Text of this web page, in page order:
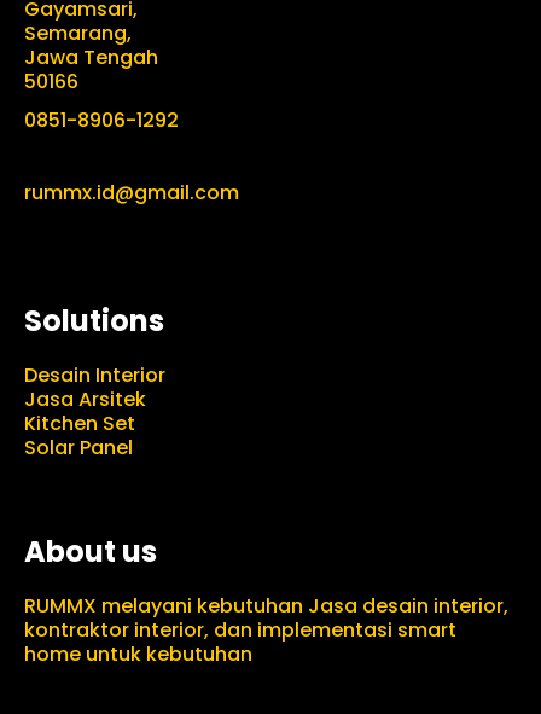
Gayamsari,
Semarang,
Jawa Tengah
50166
0851-8906-1292
rummx.id@gmail.com
Solutions
Desain Interior
Jasa Arsitek
Kitchen Set
Solar Panel
About us
RUMMX melayani kebutuhan Jasa desain interior,
kontraktor interior, dan implementasi smart
home untuk kebutuhan